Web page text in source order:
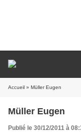
Accueil » Müller Eugen
Müller Eugen
Publié le 30/12/2011 à